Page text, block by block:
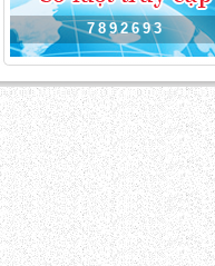
7 8 9 2 6 9 3